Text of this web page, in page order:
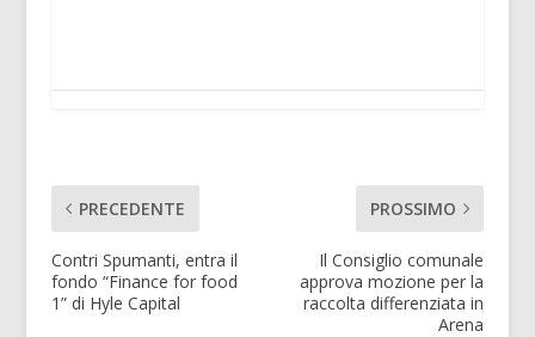
PRECEDENTE
Contri Spumanti, entra il
fondo “Finance for food
1” di Hyle Capital
PROSSIMO
Il Consiglio comunale
approva mozione per la
raccolta differenziata in
Arena